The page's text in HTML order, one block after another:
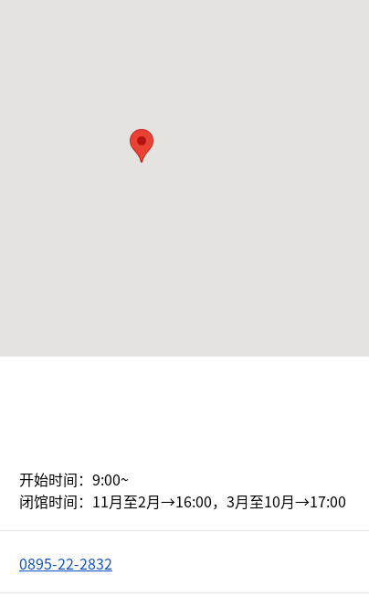
开始时间：9:00~
闭馆时间：11月至2月→16:00，3月至10月→17:00
0895-22-2832